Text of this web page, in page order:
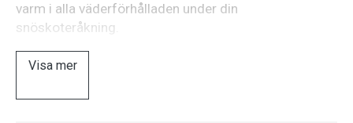
varm i alla väderförhålladen under din
snöskoteråkning.
Visa mer